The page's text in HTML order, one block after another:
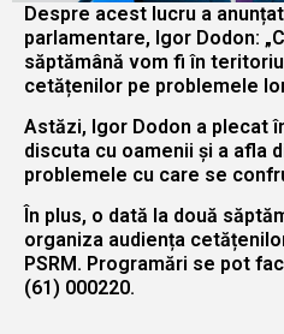
Despre acest lucru a
parlamentare, Igor Dodon:
săptămână vom fi în
cetățenilor pe problemele
Astăzi, Igor Dodon a plecat
discuta cu oamenii și a afla
problemele cu care se
În plus, o dată la două
organiza audiența
PSRM. Programări se pot
(61) 000220.